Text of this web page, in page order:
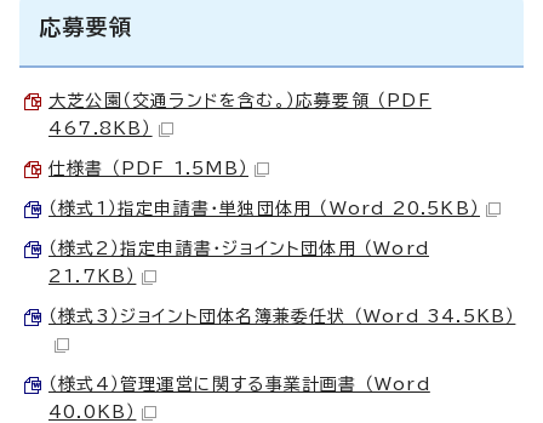
応募要領
大芝公園（交通ランドを含む。）応募要領 （PDF
467.8KB）
仕様書 （PDF 1.5MB）
（様式1）指定申請書・単独団体用 （Word 20.5KB）
（様式2）指定申請書・ジョイント団体用 （Word
21.7KB）
（様式3）ジョイント団体名簿兼委任状 （Word 34.5KB）
（様式4）管理運営に関する事業計画書 （Word
40.0KB）